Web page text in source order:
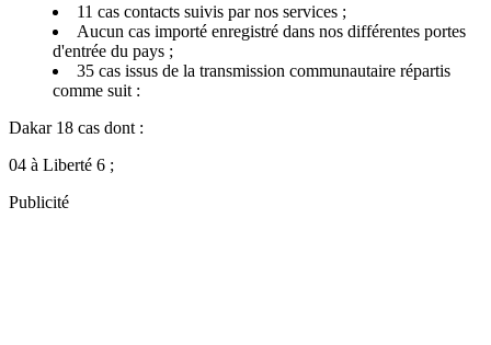
11 cas contacts suivis par nos services ;
Aucun cas importé enregistré dans nos différentes portes
d'entrée du pays ;
35 cas issus de la transmission communautaire répartis
comme suit :
Dakar 18 cas dont :
04 à Liberté 6 ;
Publicité